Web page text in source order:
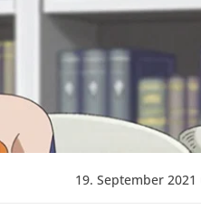
19. September